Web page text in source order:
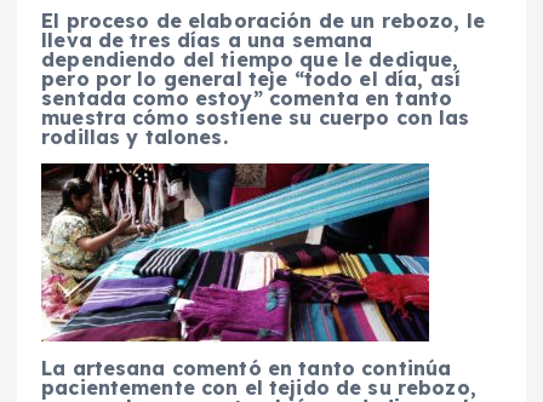
El proceso de elaboración de un rebozo, le
lleva de tres días a una semana
dependiendo del tiempo que le dedique,
pero por lo general teje “todo el día, así
sentada como estoy” comenta en tanto
muestra cómo sostiene su cuerpo con las
rodillas y talones.
La artesana comentó en tanto continúa
pacientemente con el tejido de su rebozo,